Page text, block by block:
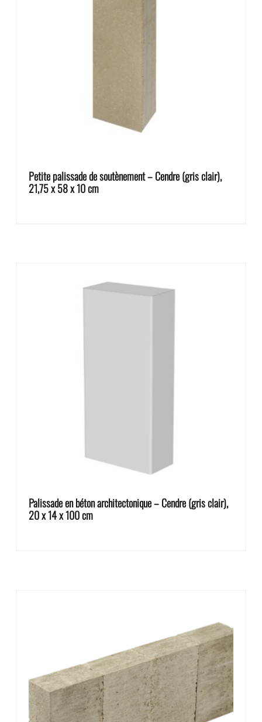
Petite palissade de soutènement – Cendre (gris clair),
21,75 x 58 x 10 cm
Palissade en béton architectonique – Cendre (gris clair),
20 x 14 x 100 cm